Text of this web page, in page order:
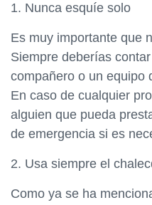
1. Nunca esquíe solo
Es muy importante que
Siempre deberías
compañero o un equipo
En caso de cualquier
alguien que pueda
de emergencia si es
2. Usa siempre el
Como ya se ha